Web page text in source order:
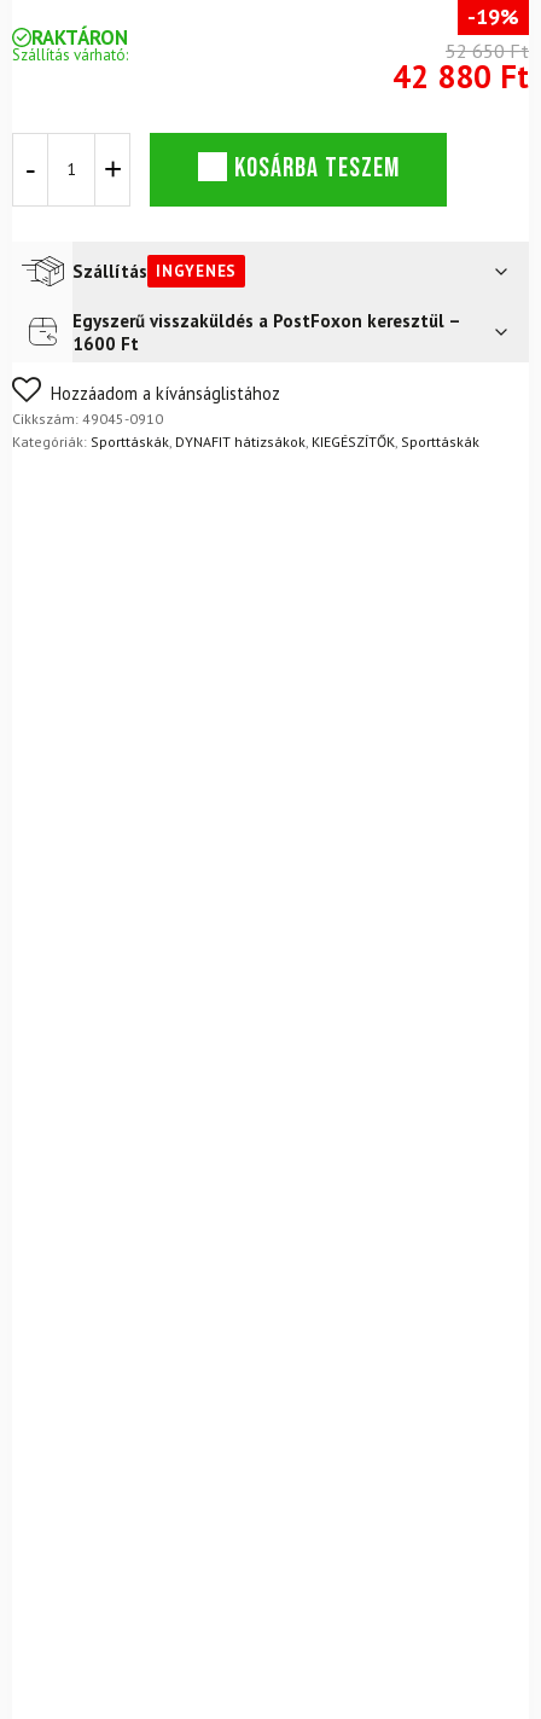
RAKTÁRON
Szállítás várható:
-19%
52 650 Ft
42 880 Ft
40
mennyiség
KOSÁRBA TESZEM
Szállítás INGYENES
Futár a címreIngyenes
FoxPost
Egyszerű visszaküldés a PostFoxon keresztül –
1600 Ft
Nem biztos a választásában? Semmi gond – a terméket
egyszerűen visszaküldheti 14 napon belül, indoklás nélkül.
Mik a visszaküldés feltételei?
Hozzáadom a kívánságlistához
Cikkszám: 49045-0910
Kategóriák: Sporttáskák DYNAFIT hátizsákok KIEGÉSZÍTŐK Sporttáskák